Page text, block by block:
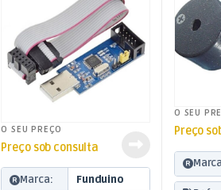
O SEU PREÇO
Preço sob consulta
Marca: Funduino
O SEU
Preço